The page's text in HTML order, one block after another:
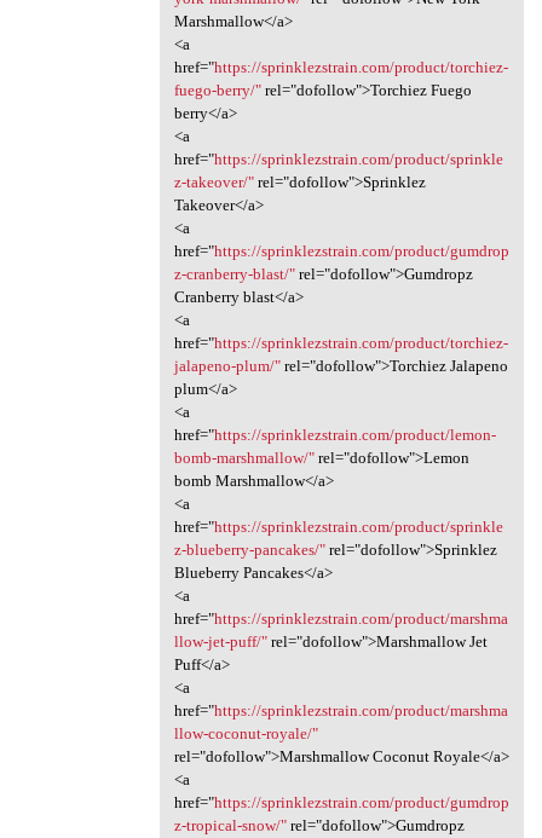
Marshmallow</a>
<a
href="https://sprinklezstrain.com/product/torchiez-
fuego-berry/"rel="dofollow">Torchiez Fuego
berry</a>
<a
href="https://sprinklezstrain.com/product/sprinkle
z-takeover/"rel="dofollow">Sprinklez
Takeover</a>
<a
href="https://sprinklezstrain.com/product/gumdrop
z-cranberry-blast/"rel="dofollow">Gumdropz
Cranberry blast</a>
<a
href="https://sprinklezstrain.com/product/torchiez-
jalapeno-plum/"rel="dofollow">Torchiez Jalapeno
plum</a>
<a
href="https://sprinklezstrain.com/product/lemon-
bomb-marshmallow/"rel="dofollow">Lemon
bomb Marshmallow</a>
<a
href="https://sprinklezstrain.com/product/sprinkle
z-blueberry-pancakes/"rel="dofollow">Sprinklez
Blueberry Pancakes</a>
<a
href="https://sprinklezstrain.com/product/marshma
llow-jet-puff/"rel="dofollow">Marshmallow Jet
Puff</a>
<a
href="https://sprinklezstrain.com/product/marshma
llow-coconut-royale/"
rel="dofollow">Marshmallow Coconut Royale</a>
<a
href="https://sprinklezstrain.com/product/gumdrop
z-tropical-snow/"rel="dofollow">Gumdropz